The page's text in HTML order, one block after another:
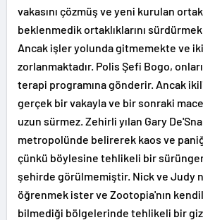
vakasını çözmüş ve yeni kurulan
beklenmedik ortaklıklarını
Ancak işler yolunda gitmemekte ve
zorlanmaktadır. Polis Şefi Bogo,
terapi programına gönderir. Ancak
gerçek bir vakayla ve bir sonraki
uzun sürmez. Zehirli yılan Gary
metropolünde belirerek kaos ve
çünkü böylesine tehlikeli bir
şehirde görülmemiştir. Nick ve Judy
öğrenmek ister ve Zootopia'nın
bilmediği bölgelerinde tehlikeli bir